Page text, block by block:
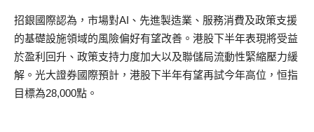
招銀國際認為，市場對AI、先進製造業、服務消費及政策支援
的基礎設施領域的風險偏好有望改善。港股下半年表現將受益
於盈利回升、政策支持力度加大以及聯儲局流動性緊縮壓力緩
解。光大證券國際預計，港股下半年有望再試今年高位，恒指
目標為28,000點。